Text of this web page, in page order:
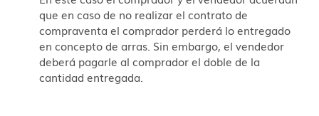
que en caso de no realizar el contrato de
compraventa el comprador perderá lo entregado
en concepto de arras. Sin embargo, el vendedor
deberá pagarle al comprador el doble de la
cantidad entregada.